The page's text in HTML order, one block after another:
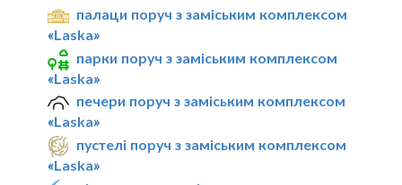
палаци поруч з заміським комплексом
«Laska»
парки поруч з заміським комплексом
«Laska»
печери поруч з заміським комплексом
«Laska»
пустелі поруч з заміським комплексом
«Laska»